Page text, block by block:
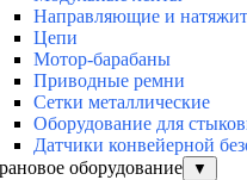
Направляющие и
Цепи
Мотор-барабаны
Приводные ремни
Сетки металлические
Оборудование для
Датчики конвейерной
оборудование
▼